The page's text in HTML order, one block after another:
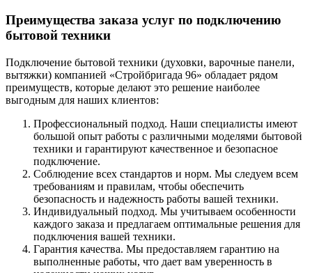
Преимущества заказа услуг по подключению
бытовой техники
Подключение бытовой техники (духовки, варочные панели,
вытяжки) компанией «Стройбригада 96» обладает рядом
преимуществ, которые делают это решение наиболее
выгодным для наших клиентов:
Профессиональный подход. Наши специалисты имеют
большой опыт работы с различными моделями бытовой
техники и гарантируют качественное и безопасное
подключение.
Соблюдение всех стандартов и норм. Мы следуем всем
требованиям и правилам, чтобы обеспечить
безопасность и надежность работы вашей техники.
Индивидуальный подход. Мы учитываем особенности
каждого заказа и предлагаем оптимальные решения для
подключения вашей техники.
Гарантия качества. Мы предоставляем гарантию на
выполненные работы, что дает вам уверенность в